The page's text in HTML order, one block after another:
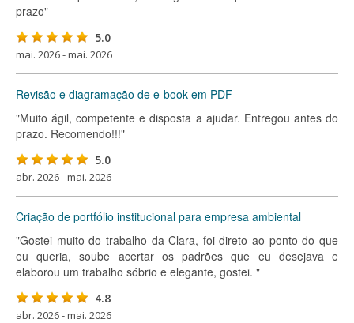
prazo"
5.0
mai. 2026 - mai. 2026
Revisão e diagramação de e-book em PDF
"Muito ágil, competente e disposta a ajudar. Entregou antes do
prazo. Recomendo!!!"
5.0
abr. 2026 - mai. 2026
Criação de portfólio institucional para empresa ambiental
"Gostei muito do trabalho da Clara, foi direto ao ponto do que
eu queria, soube acertar os padrões que eu desejava e
elaborou um trabalho sóbrio e elegante, gostei. "
4.8
abr. 2026 - mai. 2026